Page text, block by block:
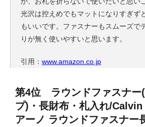
光沢は控えめでもマットになりすぎず
もいいです。ファスナーもスムーズで
りが無く使いやすいと思います。
引用： www.amazon.co.jp
第4位 ラウンドファスナー
プ)・長財布・札入れ/
アーノ ラウンドファスナー